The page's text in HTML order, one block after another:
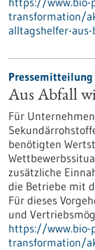
transformation/
alltagshelfer-
Pressemitteilung
Aus Abfall
Für
benötigten
zusätzliche
die Betriebe mit
Für dieses
und
https://www.bio-
transformation/